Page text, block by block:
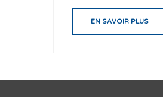
EN SAVOIR PLUS